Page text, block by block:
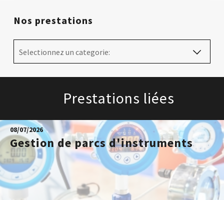
Nos prestations
Selectionnez un categorie:
Prestations liées
08/07/2026
Gestion de parcs d'instruments